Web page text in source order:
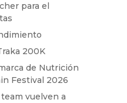
para el
200K
de Nutrición
Festival 2026
vuelven a